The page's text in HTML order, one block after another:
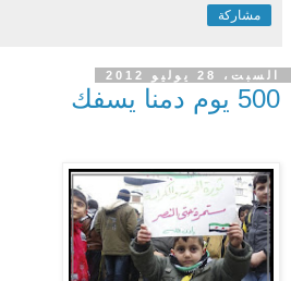
مشاركة
السبت، 28 يوليو 2012
500 يوم دمنا يسفك